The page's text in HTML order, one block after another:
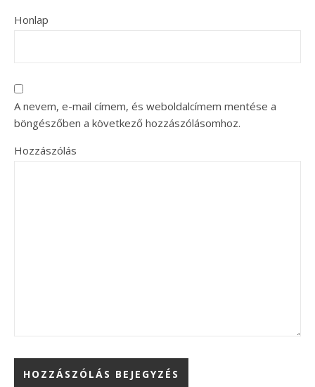
Honlap
A nevem, e-mail címem, és weboldalcímem mentése a
böngészőben a következő hozzászólásomhoz.
Hozzászólás